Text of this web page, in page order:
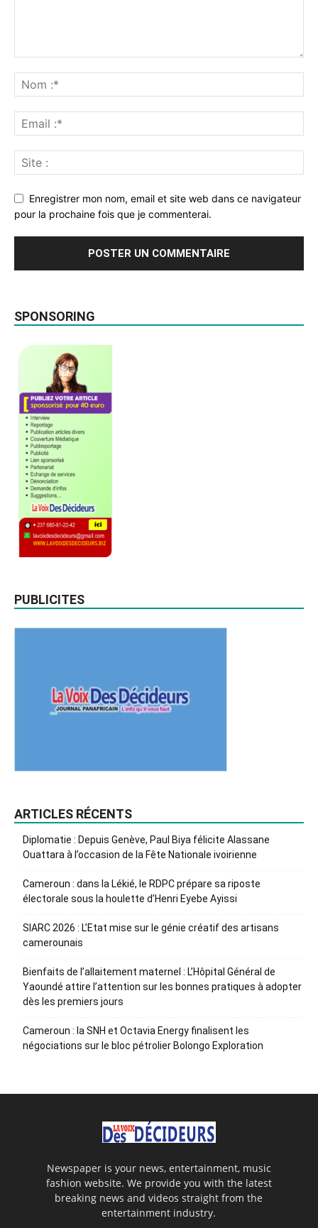
Enregistrer mon nom, email et site web dans ce navigateur
pour la prochaine fois que je commenterai.
SPONSORING
PUBLICITES
ARTICLES RÉCENTS
Diplomatie : Depuis Genève, Paul Biya félicite Alassane
Ouattara à l’occasion de la Fête Nationale ivoirienne
Cameroun : dans la Lékié, le RDPC prépare sa riposte
électorale sous la houlette d’Henri Eyebe Ayissi
SIARC 2026 : L’Etat mise sur le génie créatif des artisans
camerounais
Bienfaits de l’allaitement maternel : L’Hôpital Général de
Yaoundé attire l’attention sur les bonnes pratiques à adopter
dès les premiers jours
Cameroun : la SNH et Octavia Energy finalisent les
négociations sur le bloc pétrolier Bolongo Exploration
Newspaper is your news, entertainment, music
fashion website. We provide you with the latest
breaking news and videos straight from the
entertainment industry.